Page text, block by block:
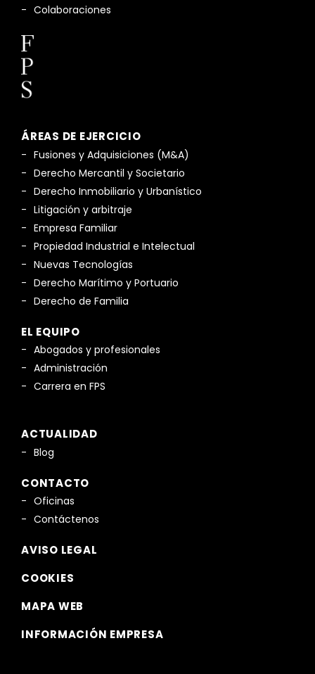
Colaboraciones
ÁREAS DE EJERCICIO
Fusiones y Adquisiciones (M&A)
Derecho Mercantil y Societario
Derecho Inmobiliario y Urbanístico
Litigación y arbitraje
Empresa Familiar
Propiedad Industrial e Intelectual
Nuevas Tecnologías
Derecho Marítimo y Portuario
Derecho de Familia
EL EQUIPO
Abogados y profesionales
Administración
Carrera en FPS
ACTUALIDAD
Blog
CONTACTO
Oficinas
Contáctenos
AVISO LEGAL
COOKIES
MAPA WEB
INFORMACIÓN EMPRESA